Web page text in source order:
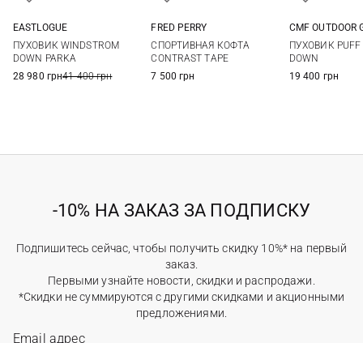
EASTLOGUE
ПУХОВИК WINDSTROM
DOWN PARKA
28 980 грн41 400 грн
FRED PERRY
СПОРТИВНАЯ КОФТА
CONTRAST TAPE
7 500 грн
CMF OUTDOOR
ПУХОВИК PUFF
DOWN
19 400 грн
-10% НА ЗАКАЗ ЗА ПОДПИСКУ
Подпишитесь сейчас, чтобы получить скидку 10%* на первый
заказ.
Первыми узнайте новости, скидки и распродажи.
*Скидки не суммируются с другими скидками и акционными
предложениями.